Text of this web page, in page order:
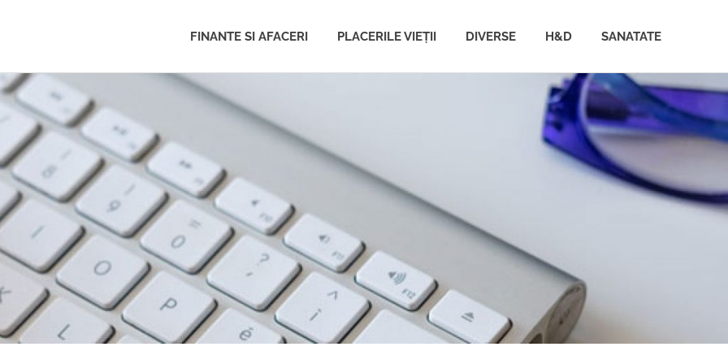
FINANTE SI AFACERI PLACERILE VIEȚII DIVERSE H&D SANATATE